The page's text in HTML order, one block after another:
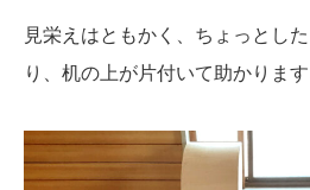
見栄えはともかく、ちょっとし
り、机の上が片付いて助かります